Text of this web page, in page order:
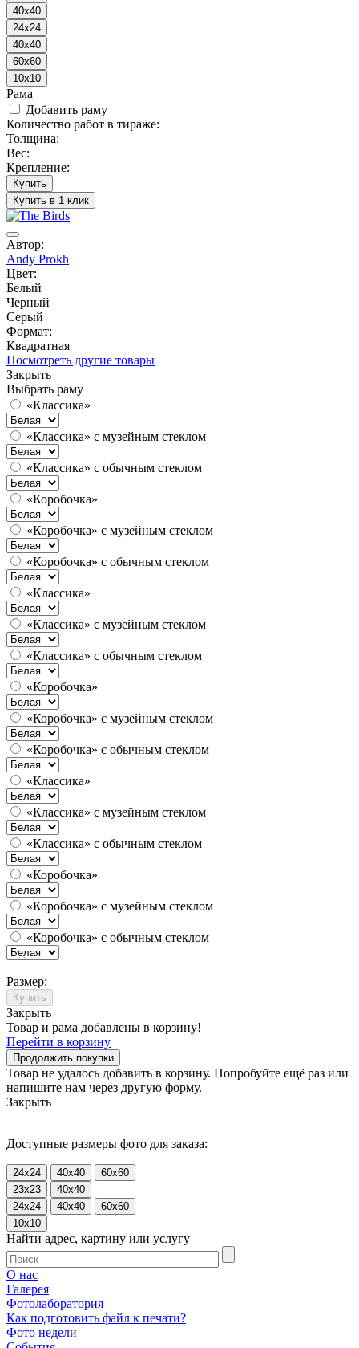
40x40
24x24
40x40
60x60
10x10
Рама
Добавить раму
Количество работ в тираже:
Толщина:
Вес:
Крепление:
Купить
Купить в 1 клик
Автор:
Andy Prokh
Цвет:
Белый
Черный
Серый
Формат:
Квадратная
Посмотреть другие товары
Закрыть
Выбрать раму
«Классика»
«Классика» с музейным стеклом
«Классика» с обычным стеклом
«Коробочка»
«Коробочка» с музейным стеклом
«Коробочка» с обычным стеклом
«Классика»
«Классика» с музейным стеклом
«Классика» с обычным стеклом
«Коробочка»
«Коробочка» с музейным стеклом
«Коробочка» с обычным стеклом
«Классика»
«Классика» с музейным стеклом
«Классика» с обычным стеклом
«Коробочка»
«Коробочка» с музейным стеклом
«Коробочка» с обычным стеклом
Размер:
Купить
Закрыть
Товар и рама добавлены в корзину!
Перейти в корзину
Продолжить покупки
Товар не удалось добавить в корзину. Попробуйте ещё раз или
напишите нам через другую форму.
Закрыть
Доступные размеры фото для заказа:
24x24 40x40
60x60
23x23
40x40
24x24
40x40
60x60
10x10
Найти адрес, картину или услугу
О нас
Галерея
Фотолаборатория
Как подготовить файл к печати?
Фото недели